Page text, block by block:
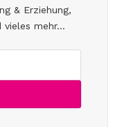
& Erziehung,
vieles mehr...